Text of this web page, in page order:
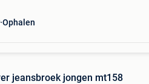
Ophalen
jeansbroek jongen mt158